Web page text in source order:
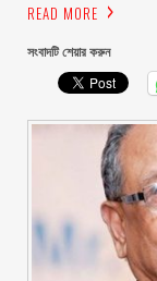
READ MORE
সংবাদটি শেয়ার করুন